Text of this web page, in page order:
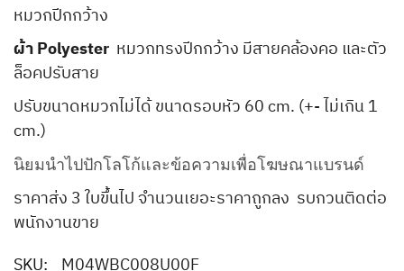
หมวกปีกกว้าง
ผ้า Polyester หมวกทรงปีกกว้าง มีสายคล้องคอ และตัว
ล็อคปรับสาย
ปรับขนาดหมวกไม่ได้ ขนาดรอบหัว 60 cm. (+- ไม่เกิน 1
cm.)
นิยมนำไปปักโลโก้และข้อความเพื่อโฆษณาแบรนด์
ราคาส่ง 3 ใบขึ้นไป จำนวนเยอะราคาถูกลง รบกวนติดต่อ
พนักงานขาย